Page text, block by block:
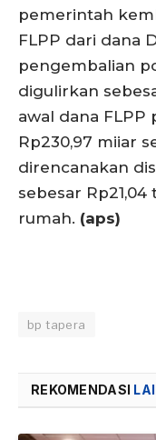
pemerintah
FLPP dari dana
pengembalian
digulirkan
awal dana FLPP
Rp230,97 miiar
direncanakan
sebesar
rumah. (aps)
bp tapera
REKOMENDASI